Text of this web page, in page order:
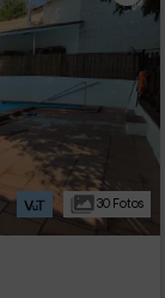
30 Fotos